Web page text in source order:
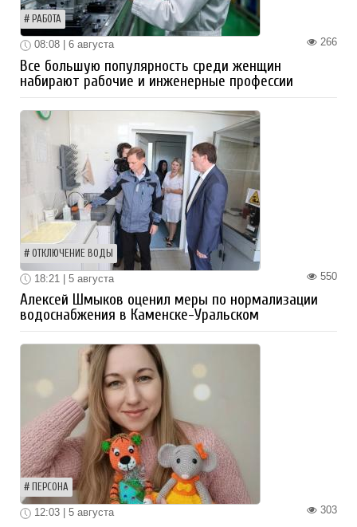
РАБОТА
266
08:08 | 6 августа
Все большую популярность среди женщин
набирают рабочие и инженерные профессии
ОТКЛЮЧЕНИЕ ВОДЫ
550
18:21 | 5 августа
Алексей Шмыков оценил меры по нормализации
водоснабжения в Каменске-Уральском
ПЕРСОНА
303
12:03 | 5 августа